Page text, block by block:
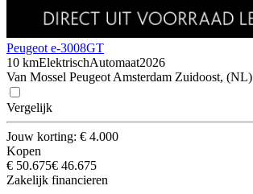
Peugeot e-3008GT
10 kmElektrischAutomaat2026
Van Mossel Peugeot Amsterdam Zuidoost, (NL)
Vergelijk
Jouw korting: € 4.000
Kopen
€ 50.675€ 46.675
Zakelijk financieren